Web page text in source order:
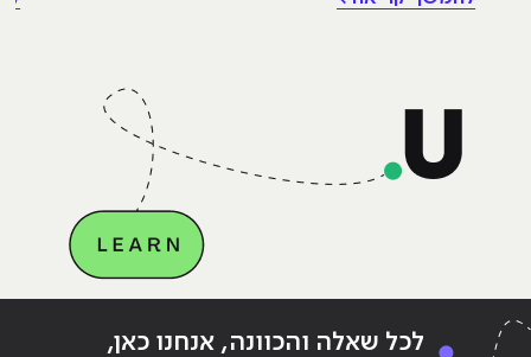
המשתמשים בבינה מלאכותית כדי להאיץ
Continue reading
לכל שאלה והכוונה, אנחנו כאן,